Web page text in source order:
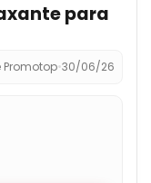
para
Promotop•30/06/26